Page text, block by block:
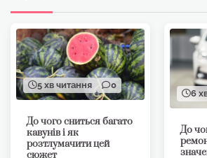
5 хв читання 0
До чого сниться багато
кавунів і як
розтлумачити цей
сюжет
6
До